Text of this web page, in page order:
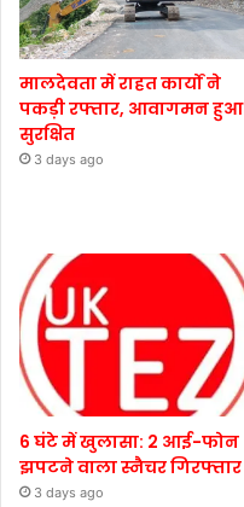
मालदेवता में राहत कार्यों ने
पकड़ी रफ्तार, आवागमन हुआ
सुरक्षित
3 days ago
6 घंटे में खुलासा: 2 आई-फोन
झपटने वाला स्नैचर गिरफ्तार
3 days ago